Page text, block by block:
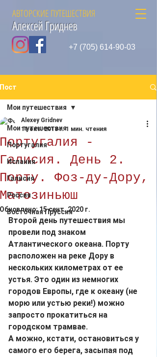
АВТОРСКИЕ ПУТЕШЕСТВИЯ
Алексей Гриднев
+7 (705) 614-90-03
Пост
Мои путешествия
Португалия
Испания
Галисия
Россия
Восточная Пруссия
Мои путешествия
Португалия -
Галисия. День 2.
Порту. Фоз-ду-Дору,
Матозиньюш
Alexey Gridnev
11 окт. 2018 г. 1 мин. чтения
Обновлено:15 сент. 2020 г.
Второй день путешествия мы
провели под знаком
Атлантического океана. Порту
расположен на реке Дору в
нескольких километрах от ее
устья. Это один из немногих
городов Европы, где к океану (не
морю или устью реки!) можно
запросто прокатиться на
городском трамвае.
А можно, кстати, остановиться у
самого его берега, засыпая под